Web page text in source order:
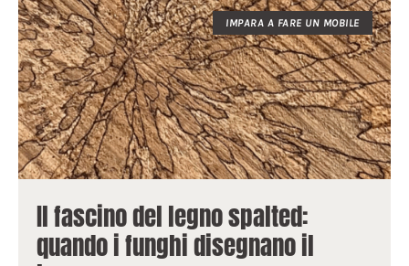
IMPARA A FARE UN MOBILE
Il fascino del legno spalted:
quando i funghi disegnano il